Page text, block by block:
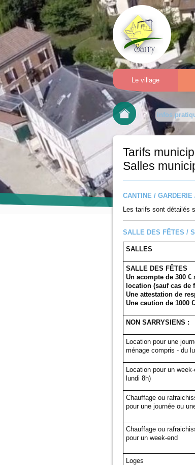
Le village
> infos
Tarifs
Salles
CANTINE /
Les tarifs sont détailés
SALLE DES FÊTES /
SALLES
SALLE DES FÊTES
Un acompte de 300
location (sauf cas
Une attestation de
Une caution de 1000
NON SARRYSIENS :
Location pour une
ménage compris - du
Location pour un
lundi 8h)
Chauffage ou
pour une journée ou
Chauffage ou
pour un week-end
Loges